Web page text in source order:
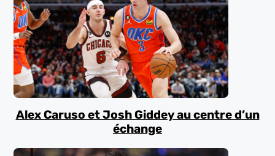
Alex Caruso et Josh Giddey au centre d’un
échange